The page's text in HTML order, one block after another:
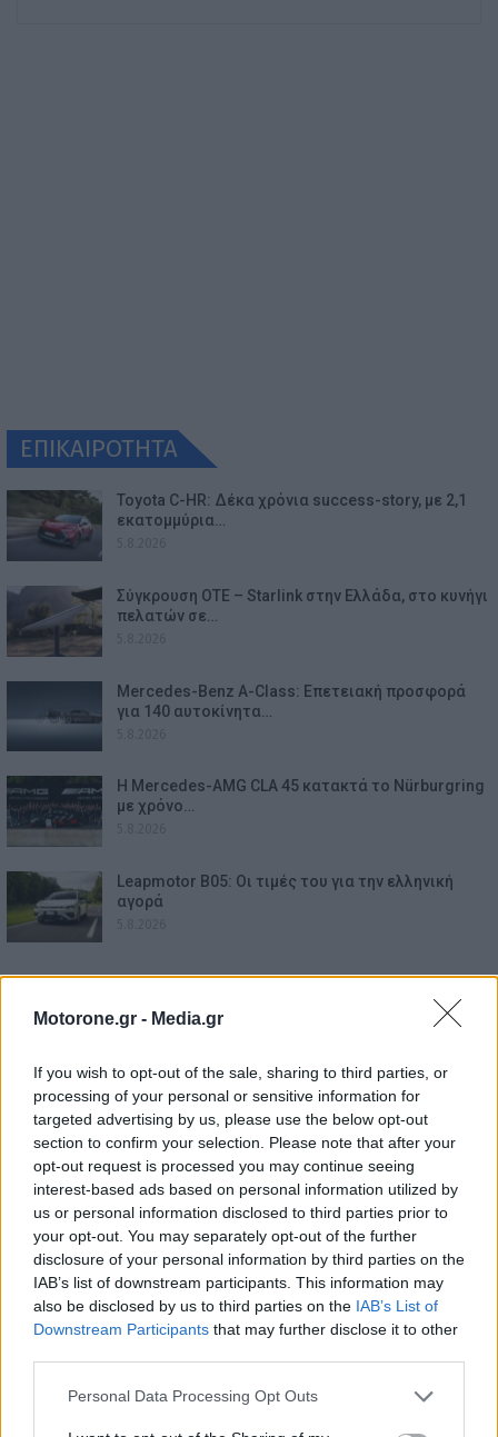
Motorone.gr - Media.gr
If you wish to opt-out of the sale, sharing to third parties, or
processing of your personal or sensitive information for
targeted advertising by us, please use the below opt-out
section to confirm your selection. Please note that after your
opt-out request is processed you may continue seeing
interest-based ads based on personal information utilized by
us or personal information disclosed to third parties prior to
your opt-out. You may separately opt-out of the further
disclosure of your personal information by third parties on the
IAB’s list of downstream participants. This information may
also be disclosed by us to third parties on the IAB’s List of
Downstream Participants that may further disclose it to other
Personal Data Processing Opt Outs
ΕΠΙΚΑΙΡΟΤΗΤΑ
Toyota C-HR: Δέκα χρόνια success-story, με 2,1
εκατομμύρια…
Σύγκρουση ΟΤΕ – Starlink στην Ελλάδα, στο κυνήγι
πελατών σε…
Mercedes-Benz A-Class: Επετειακή προσφορά
για 140 αυτοκίνητα…
Η Mercedes-AMG CLA 45 κατακτά το Nürburgring
με χρόνο…
Leapmotor B05: Οι τιμές του για την ελληνική
αγορά